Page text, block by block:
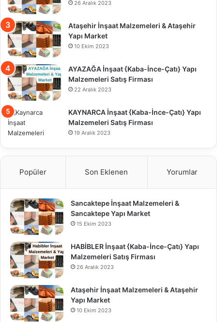
26 Aralık 2023
Ataşehir İnşaat Malzemeleri & Ataşehir
Yapı Market
10 Ekim 2023
AYAZAĞA İnşaat {Kaba-İnce-Çatı} Yapı
Malzemeleri Satış Firması
22 Aralık 2023
KAYNARCA İnşaat {Kaba-İnce-Çatı} Yapı
Malzemeleri Satış Firması
19 Aralık 2023
Popüler Son Eklenen Yorumlar
Sancaktepe İnşaat Malzemeleri &
Sancaktepe Yapı Market
15 Ekim 2023
HABİBLER İnşaat {Kaba-İnce-Çatı} Yapı
Malzemeleri Satış Firması
26 Aralık 2023
Ataşehir İnşaat Malzemeleri & Ataşehir
Yapı Market
10 Ekim 2023